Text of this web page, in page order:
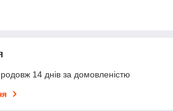
14 днів за домовленістю